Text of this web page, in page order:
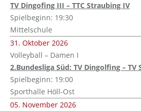
TV Dingofing III – TTC Straubing IV
Spielbeginn: 19:30
Mittelschule
31. Oktober 2026
Volleyball – Damen I
2.Bundesliga Süd: TV Dingolfing – TV
Spielbeginn: 19:00
Sporthalle Höll-Ost
05. November 2026